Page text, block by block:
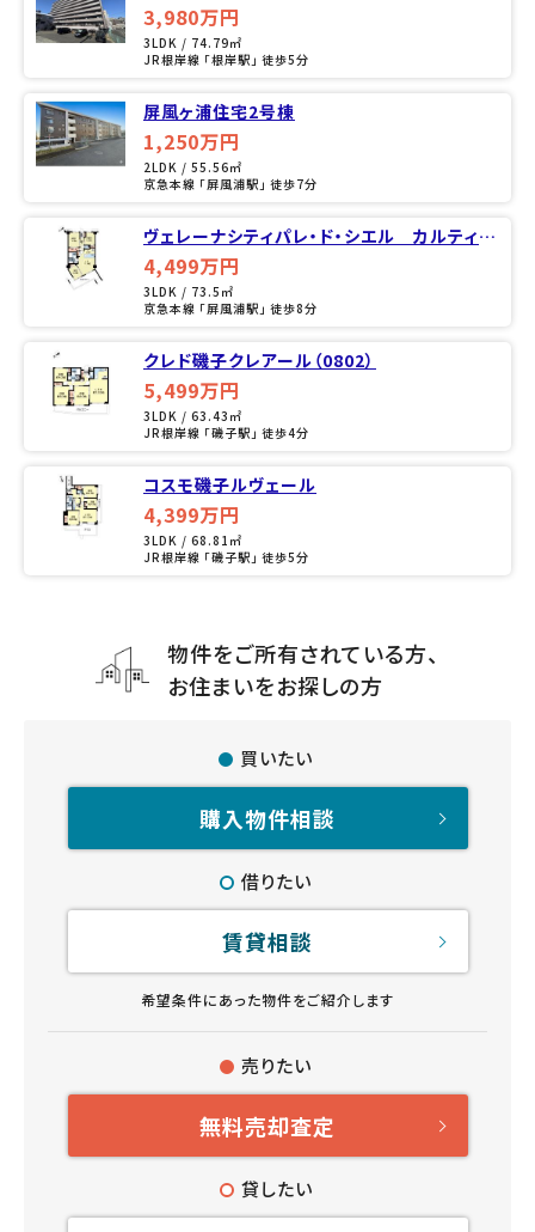
3,980万円
3LDK / 74.79㎡
JR根岸線 「根岸駅」 徒歩5分
屏風ヶ浦住宅2号棟
1,250万円
2LDK / 55.56㎡
京急本線 「屏風浦駅」 徒歩7分
ヴェレーナシティパレ・ド・シエル カルティエ
２（0104）
4,499万円
3LDK / 73.5㎡
京急本線 「屏風浦駅」 徒歩8分
クレド磯子クレアール（0802）
5,499万円
3LDK / 63.43㎡
JR根岸線 「磯子駅」 徒歩4分
コスモ磯子ルヴェール
4,399万円
3LDK / 68.81㎡
JR根岸線 「磯子駅」 徒歩5分
物件をご所有されている方、
お住まいをお探しの方
買いたい
購入物件相談
借りたい
賃貸相談
希望条件にあった物件をご紹介します
売りたい
無料売却査定
貸したい